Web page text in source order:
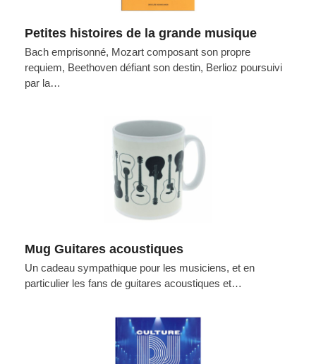
Petites histoires de la grande musique
Bach emprisonné, Mozart composant son propre
requiem, Beethoven défiant son destin, Berlioz poursuivi
par la…
Mug Guitares acoustiques
Un cadeau sympathique pour les musiciens, et en
particulier les fans de guitares acoustiques et…